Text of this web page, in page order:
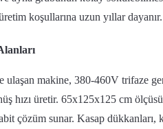
koşullarına uzun yıllar dayanır.
ulaşan makine, 380-460V trifaze
hızı üretir. 65x125x125 cm ölçüsü
çözüm sunar. Kasap